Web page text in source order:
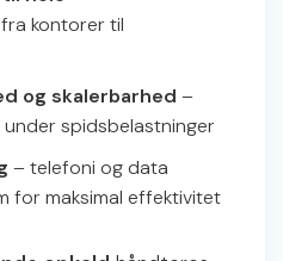
kontorer til
og skalerbarhed –
under spidsbelastninger
– telefoni og data
for maksimal effektivitet